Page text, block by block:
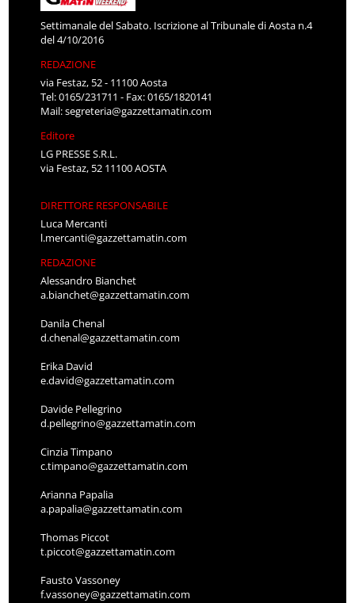
Settimanale del Sabato. Iscrizione al Tribunale di Aosta n.4
del 4/10/2016
REDAZIONE
via Festaz, 52 - 11100 Aosta
Tel: 0165/231711 - Fax: 0165/1820141
Mail:segreteria@gazzettamatin.com
Editore
LG PRESSE S.R.L.
via Festaz, 52 11100 AOSTA
DIRETTORE RESPONSABILE
Luca Mercanti
l.mercanti@gazzettamatin.com
REDAZIONE
Alessandro Bianchet
a.bianchet@gazzettamatin.com
Danila Chenal
d.chenal@gazzettamatin.com
Erika David
e.david@gazzettamatin.com
Davide Pellegrino
d.pellegrino@gazzettamatin.com
Cinzia Timpano
c.timpano@gazzettamatin.com
Arianna Papalia
a.papalia@gazzettamatin.com
Thomas Piccot
t.piccot@gazzettamatin.com
Fausto Vassoney
f.vassoney@gazzettamatin.com